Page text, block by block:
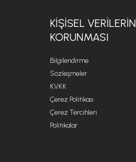
KİŞİSEL VERİLERİN
KORUNMASI
Bilgilendirme
Sözleşmeler
KVKK
Çerez Politikası
Çerez Tercihleri
Politikalar